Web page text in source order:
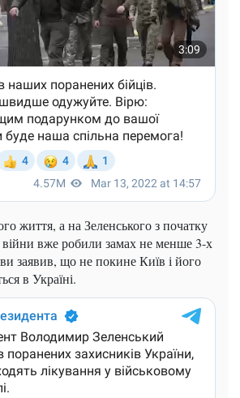
життя, а на Зеленського з початку
вже робили замах не менше 3-х
заявив, що не покине Київ і його
в Україні.